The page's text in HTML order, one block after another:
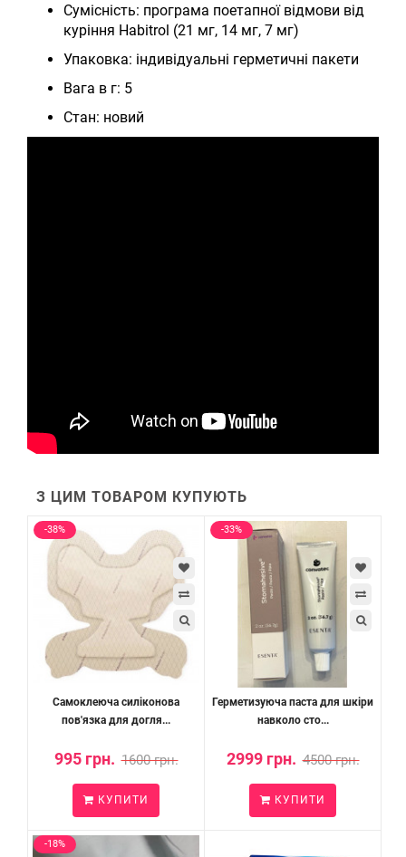
Сумісність: програма поетапної відмови від
куріння Habitrol (21 мг, 14 мг, 7 мг)
Упаковка: індивідуальні герметичні пакети
Вага в г: 5
Стан: новий
З ЦИМ ТОВАРОМ КУПУЮТЬ
-38%
Самоклеюча силіконова
пов'язка для догля...
995 грн. 1600 грн.
КУПИТИ
-33%
Герметизуюча паста для шкіри
навколо сто...
2999 грн. 4500 грн.
КУПИТИ
-18%